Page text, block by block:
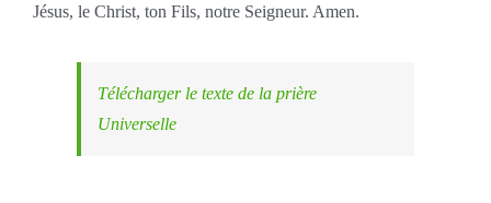
Jésus, le Christ, ton Fils, notre Seigneur. Amen.
Télécharger le texte de la prière
Universelle